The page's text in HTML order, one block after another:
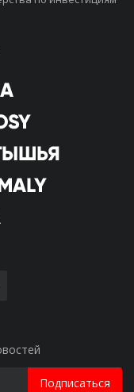
Подписаться